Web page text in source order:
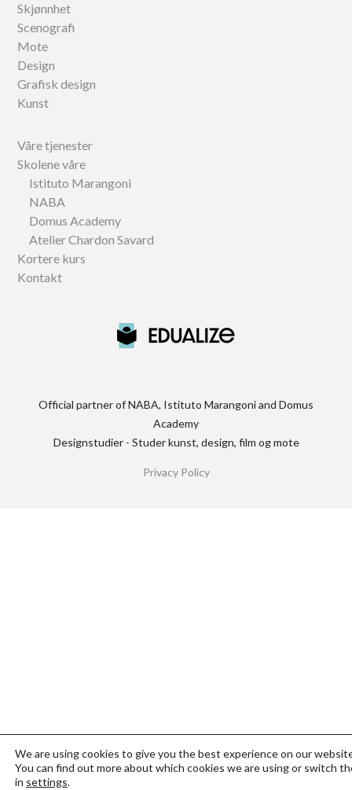
Skjønnhet
Scenografi
Mote
Design
Grafisk design
Kunst
Våre tjenester
Skolene våre
Istituto Marangoni
NABA
Domus Academy
Atelier Chardon Savard
Kortere kurs
Kontakt
Official partner of NABA, Istituto Marangoni and Domus
Academy
Designstudier - Studer kunst, design, film og mote
Privacy Policy
We are using cookies to give you the best experience on our
You can find out more about which cookies we are using or switch
in settings.